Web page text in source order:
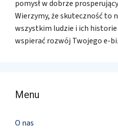
pomysł w dobrze
Wierzymy, że skuteczność to
wszystkim ludzie i ich
wspierać rozwój Twojego e-
Menu
O nas